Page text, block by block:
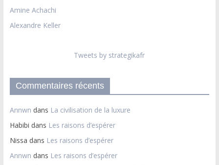
Amine Achachi
Alexandre Keller
Tweets by strategikafr
Commentaires récents
Annwn dans La civilisation de la luxure
Habibi dans Les raisons d’espérer
Nissa dans Les raisons d’espérer
Annwn dans Les raisons d’espérer